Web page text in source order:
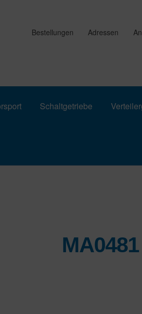
Bestellungen Adressen
Schaltgetriebe
MA0481